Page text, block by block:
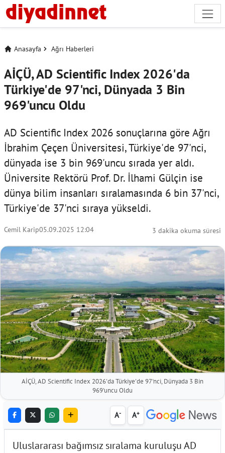
Anasayfa Ağrı Haberleri
AİÇÜ, AD Scientific Index 2026'da
Türkiye'de 97'nci, Dünyada 3 Bin
969'uncu Oldu
AD Scientific Index 2026 sonuçlarına göre Ağrı
İbrahim Çeçen Üniversitesi, Türkiye'de 97'nci,
dünyada ise 3 bin 969'uncu sırada yer aldı.
Üniversite Rektörü Prof. Dr. İlhami Gülçin ise
dünya bilim insanları sıralamasında 6 bin 37'nci,
Türkiye'de 37'nci sıraya yükseldi.
Cemil Karip05.09.2025 12:04 3 dakika okuma süresi
AİÇÜ, AD Scientific Index 2026'da Türkiye'de 97'nci, Dünyada 3 Bin
969'uncu Oldu
A- A+
Uluslararası bağımsız sıralama kuruluşu AD